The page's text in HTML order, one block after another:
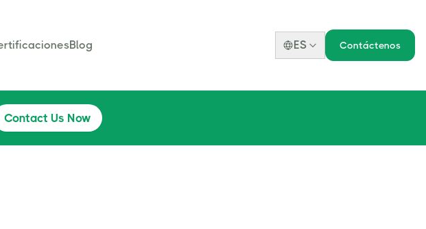
Blog ES Contáctenos
Contact Us Now